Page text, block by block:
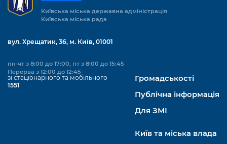
Київська міська державна адміністрація
Київська міська рада
вул. Хрещатик, 36, м. Київ, 01001
пн-чт з 8:00 до 17:00, пт з 8:00 до 15:45
Перерва з 12:00 до 12:45
зі стаціонарного та мобільного
1551
Громадськості
Публічна інформація
Для ЗМІ
Київ та міська влада